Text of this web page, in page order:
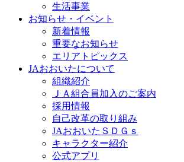
生活事業
お知らせ・イベント
新着情報
重要なお知らせ
エリアトピックス
JAおおいたについて
組織紹介
ＪＡ組合員加入のご案内
採用情報
自己改革の取り組み
JAおおいたＳＤＧｓ
キャラクター紹介
公式アプリ